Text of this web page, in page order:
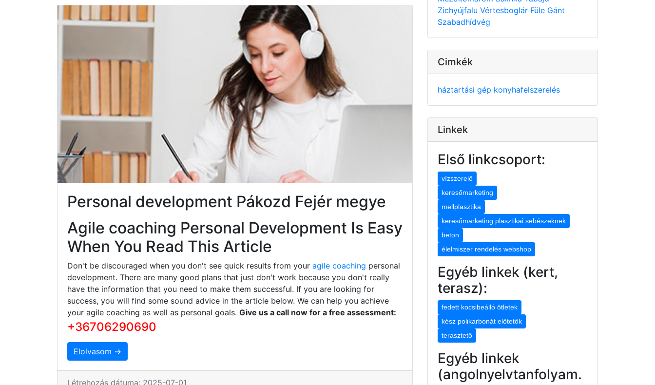
Personal development Pákozd Fejér megye
Agile coaching Personal Development Is Easy
When You Read This Article
Don't be discouraged when you don't see quick results from your agile coaching personal
development. There are many good plans that just don't work because you don't really
have the information that you need to make them successful. If you are looking for
success, you will find some sound advice in the article below. We can help you achieve
your agile coaching as well as personal goals. Give us a call now for a free assessment:
+36706290690
Elolvasom →
Létrehozás dátuma: 2025-07-01
Zichyújfalu Vértesboglár Füle Gánt
Szabadhídvég
Cimkék
háztartási gép konyhafelszerelés
Linkek
Első linkcsoport:
vízszerelő
keresőmarketing
mellplasztika
keresőmarketing plasztikai sebészeknek
beton
élelmiszer rendelés webshop
Egyéb linkek (kert,
terasz):
fedett kocsibeálló ötletek
kész polikarbonát előtetők
terasztető
Egyéb linkek
(angolnyelvtanfolyam.